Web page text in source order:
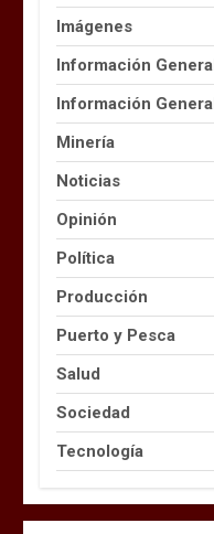
Imágenes
Información General
Información General
Minería
Noticias
Opinión
Política
Producción
Puerto y Pesca
Salud
Sociedad
Tecnología